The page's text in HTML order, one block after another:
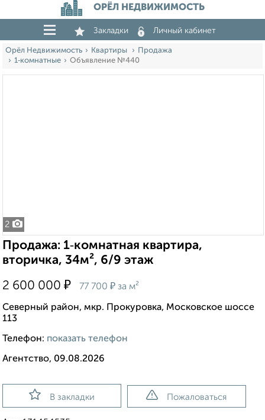
ОРЁЛ НЕДВИЖИМОСТЬ
Закладки Личный кабинет
Орёл Недвижимость Квартиры
Продажа
1‑комнатные
Объявление №440
2
Продажа: 1‑комнатная квартира,
вторичка, 34м², 6/9 этаж
2 600 000 ₽ 77 700 ₽ за м²
Северный район, мкр. Прокуровка, Московское шоссе
113
Телефон: показать телефон
Агентство, 09.08.2026
В закладки Пожаловаться